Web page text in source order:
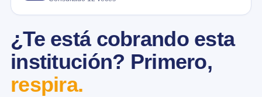
¿Te está cobrando esta
institución? Primero,
respira.